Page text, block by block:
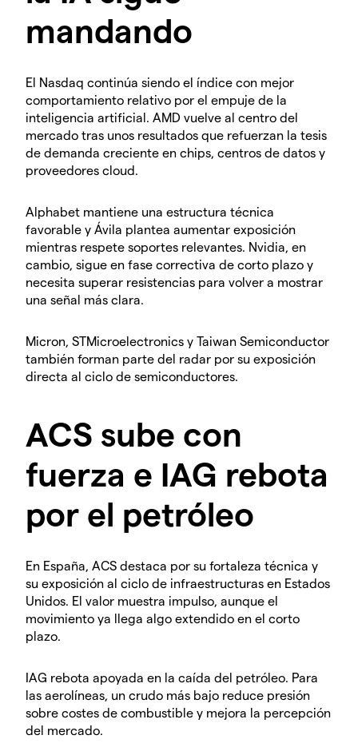
mandando
El Nasdaq continúa siendo el índice con mejor
comportamiento relativo por el empuje de la
inteligencia artificial. AMD vuelve al centro del
mercado tras unos resultados que refuerzan la tesis
de demanda creciente en chips, centros de datos y
proveedores cloud.
Alphabet mantiene una estructura técnica
favorable y Ávila plantea aumentar exposición
mientras respete soportes relevantes. Nvidia, en
cambio, sigue en fase correctiva de corto plazo y
necesita superar resistencias para volver a mostrar
una señal más clara.
Micron, STMicroelectronics y Taiwan Semiconductor
también forman parte del radar por su exposición
directa al ciclo de semiconductores.
ACS sube con
fuerza e IAG rebota
por el petróleo
En España, ACS destaca por su fortaleza técnica y
su exposición al ciclo de infraestructuras en Estados
Unidos. El valor muestra impulso, aunque el
movimiento ya llega algo extendido en el corto
plazo.
IAG rebota apoyada en la caída del petróleo. Para
las aerolíneas, un crudo más bajo reduce presión
sobre costes de combustible y mejora la percepción
del mercado.